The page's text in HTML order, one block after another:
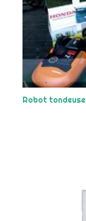
Robot tondeuse